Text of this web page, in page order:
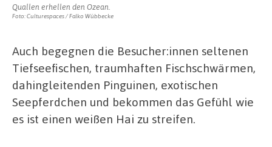
Quallen erhellen den Ozean.
Foto: Culturespaces / Falko Wübbecke
Auch begegnen die Besucher:innen seltenen
Tiefseefischen, traumhaften Fischschwärmen,
dahingleitenden Pinguinen, exotischen
Seepferdchen und bekommen das Gefühl wie
es ist einen weißen Hai zu streifen.